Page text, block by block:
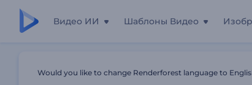
Видео ИИ Шаблоны Видео
Would you like to change Renderforest language to